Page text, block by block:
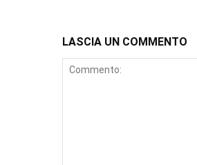
LASCIA UN COMMENTO